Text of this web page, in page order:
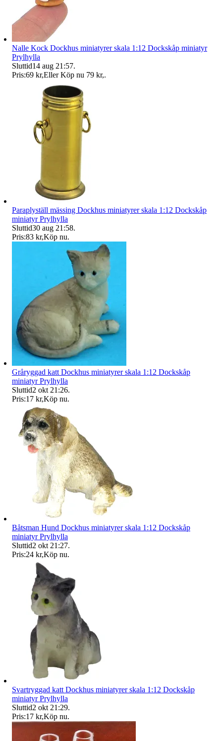
Nalle Kock Dockhus miniatyrer skala 1:12 Dockskåp miniatyr
Prylhylla
Sluttid14 aug 21:57.
Pris:69 kr,Eller Köp nu 79 kr,.
Paraplyställ mässing Dockhus miniatyrer skala 1:12 Dockskåp
miniatyr Prylhylla
Sluttid30 aug 21:58.
Pris:83 kr,Köp nu.
Gråryggad katt Dockhus miniatyrer skala 1:12 Dockskåp
miniatyr Prylhylla
Sluttid2 okt 21:26.
Pris:17 kr,Köp nu.
Båtsman Hund Dockhus miniatyrer skala 1:12 Dockskåp
miniatyr Prylhylla
Sluttid2 okt 21:27.
Pris:24 kr,Köp nu.
Svartryggad katt Dockhus miniatyrer skala 1:12 Dockskåp
miniatyr Prylhylla
Sluttid2 okt 21:29.
Pris:17 kr,Köp nu.